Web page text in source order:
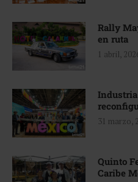
Rally
en ruta
1 abril,
31 marzo,
Quinto
Caribe